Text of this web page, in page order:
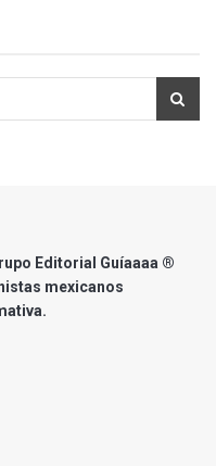
Editorial Guíaaaa ®
mexicanos